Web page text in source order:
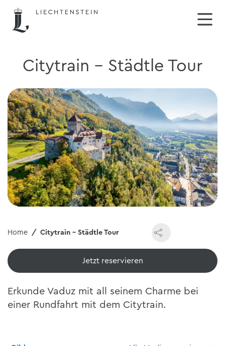
Citytrain - Städtle Tour
Home Citytrain - Städtle Tour
Jetzt reservieren
Erkunde Vaduz mit all seinem Charme bei
einer Rundfahrt mit dem Citytrain.